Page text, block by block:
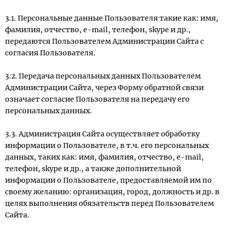
3.1. Персональные данные Пользователя такие как: имя,
фамилия, отчество, e-mail, телефон, skype и др.,
передаются Пользователем Администрации Сайта с
согласия Пользователя.
3.2. Передача персональных данных Пользователем
Администрации Сайта, через Форму обратной связи
означает согласие Пользователя на передачу его
персональных данных.
3.3. Администрация Сайта осуществляет обработку
информации о Пользователе, в т.ч. его персональных
данных, таких как: имя, фамилия, отчество, e-mail,
телефон, skype и др., а также дополнительной
информации о Пользователе, предоставляемой им по
своему желанию: организация, город, должность и др. в
целях выполнения обязательств перед Пользователем
Сайта.